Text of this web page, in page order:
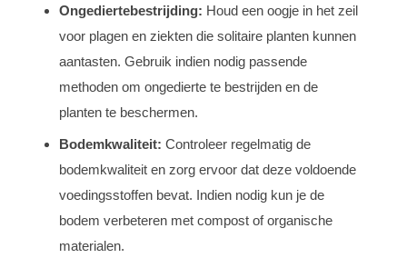
Ongediertebestrijding: Houd een oogje in het zeil
voor plagen en ziekten die solitaire planten kunnen
aantasten. Gebruik indien nodig passende
methoden om ongedierte te bestrijden en de
planten te beschermen.
Bodemkwaliteit: Controleer regelmatig de
bodemkwaliteit en zorg ervoor dat deze voldoende
voedingsstoffen bevat. Indien nodig kun je de
bodem verbeteren met compost of organische
materialen.